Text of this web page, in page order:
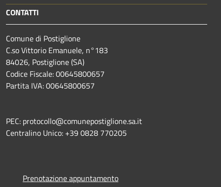
CONTATTI
Comune di Postiglione
C.so Vittorio Emanuele, n°183
84026, Postiglione (SA)
Codice Fiscale: 00645800657
Partita IVA: 00645800657
PEC: protocollo@comunepostiglione.sa.it
Centralino Unico: +39 0828 770205
Prenotazione appuntamento